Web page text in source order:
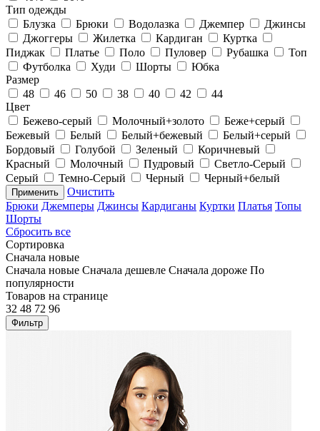
Тип одежды
Блузка
Брюки Водолазка Джемпер
Джинсы
Джоггеры
Жилетка Кардиган
Куртка
Пиджак
Платье Поло Пуловер Рубашка
Топ
Футболка
Худи Шорты
Юбка
Размер
48
46 50 38 40 42
44
Цвет
Бежево-серый
Молочный+золото
Беже+серый
Бежевый
Белый Белый+бежевый
Белый+серый
Бордовый
Голубой Зеленый
Коричневый
Красный
Молочный Пудровый
Светло-Серый
Серый
Темно-Серый Черный Черный+белый
Применить
Очистить
Брюки Джемперы Джинсы Кардиганы Куртки Платья Топы
Шорты
Сбросить все
Сортировка
Сначала новые
Сначала новые Сначала дешевле Сначала дороже По
популярности
Товаров на странице
32 48 72 96
Фильтр